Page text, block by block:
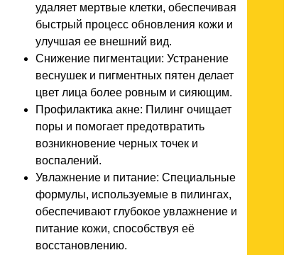
удаляет мертвые клетки, обеспечивая
быстрый процесс обновления кожи и
улучшая ее внешний вид.
Снижение пигментации: Устранение
веснушек и пигментных пятен делает
цвет лица более ровным и сияющим.
Профилактика акне: Пилинг очищает
поры и помогает предотвратить
возникновение черных точек и
воспалений.
Увлажнение и питание: Специальные
формулы, используемые в пилингах,
обеспечивают глубокое увлажнение и
питание кожи, способствуя её
восстановлению.